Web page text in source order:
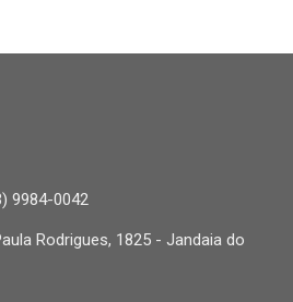
9984-0042
Rodrigues, 1825 - Jandaia do